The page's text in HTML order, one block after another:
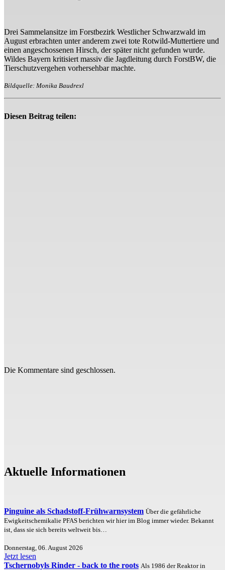
Drei Sammelansitze im Forstbezirk Westlicher Schwarzwald im
August erbrachten unter anderem zwei tote Rotwild-Muttertiere und
einen angeschossenen Hirsch, der später nicht gefunden wurde.
Wildes Bayern kritisiert massiv die Jagdleitung durch ForstBW, die
Tierschutzvergehen vorhersehbar machte.
Bildquelle: Monika Baudrexl
Diesen Beitrag teilen:
Die Kommentare sind geschlossen.
Aktuelle Informationen
Pinguine als Schadstoff-Frühwarnsystem Über die gefährliche
Ewigkeitschemikalie PFAS berichten wir hier im Blog immer wieder. Bekannt
ist, dass sie sich bereits weltweit bis…
Donnerstag, 06. August 2026
Jetzt lesen
Tschernobyls Rinder - back to the roots Als 1986 der Reaktor in